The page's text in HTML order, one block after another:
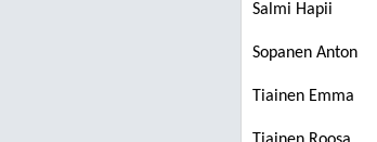
Salmi Hapii
Sopanen Anton
Tiainen Emma